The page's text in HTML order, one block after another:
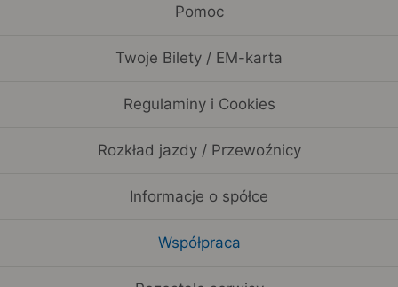
Pomoc
Twoje Bilety / EM-karta
Regulaminy i Cookies
Rozkład jazdy / Przewoźnicy
Informacje o spółce
Współpraca